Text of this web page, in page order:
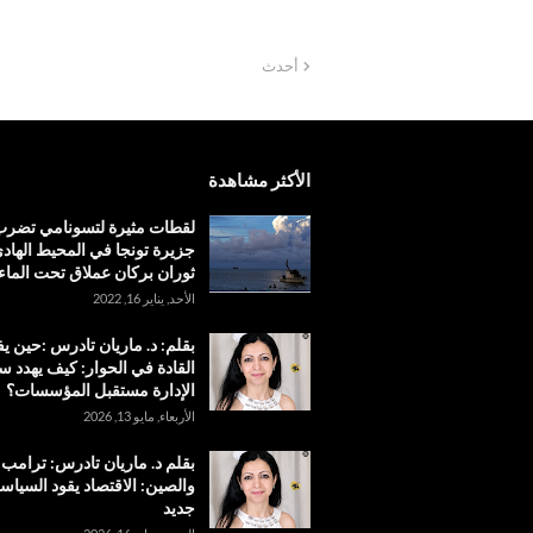
أحدث
الأكثر مشاهدة
لقطات مثيرة لتسونامي
جزيرة تونجا في المحيط
ثوران بركان عملاق تحت الماء
الأحد, يناير 16, 2022
بقلم: د. ماريان تادرس :حين
القادة في الحوار: كيف يهدد
الإدارة مستقبل المؤسسات؟
الأربعاء, مايو 13, 2026
بقلم د. ماريان تادرس: ترامب
والصين: الاقتصاد يقود
جديد